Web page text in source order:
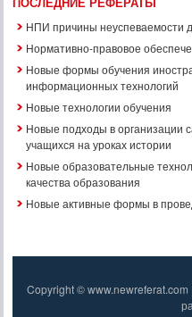
ПОСЛЕДНИЕ РЕФЕРАТЫ
НПИ причины неуспеваемости
Нормативно-правовое
Новые формы обучения
информационных технологий
Новые технологии обучения
Новые подходы в организации
учащихся на уроках истории
Новые образовательные
качества образования
Новые активные формы в
Copyright ©